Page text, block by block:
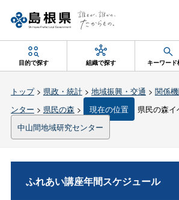
目的で探す 組織で探す キーワード
トップ> 県政・統計> 地域振興・交通 > 関係
ンター > 県民の森 > 現在の位置
県民の森イ
中山間地域研究センター
ふれあい講座年間スケジュール